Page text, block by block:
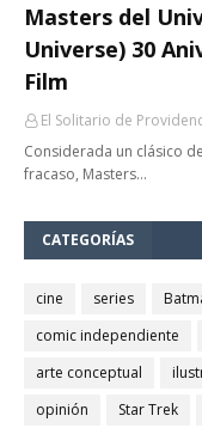
Masters del
Universe) 30
Film
El Solitario de
Considerada un clásico
fracaso, Masters…
CATEGORÍAS
cine series
comic independiente
arte conceptual
opinión
Star Trek